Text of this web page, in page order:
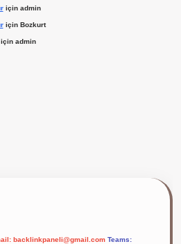
için admin
için Bozkurt
için admin
backlinkpaneli@gmail.com Teams: